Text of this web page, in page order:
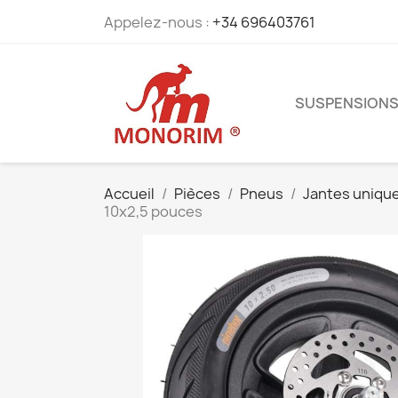
Appelez-nous : +34 696403761
SUSPENSIONS
Accueil Pièces Pneus
Jantes
10x2,5 pouces